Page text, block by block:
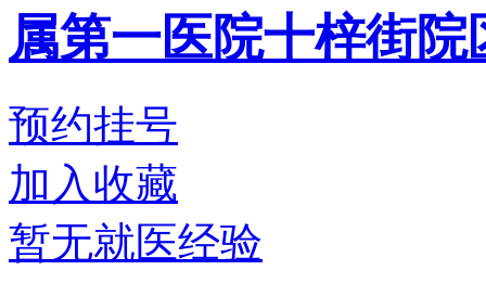
属第一医院十梓街院
预约挂号
加入收藏
暂无就医经验